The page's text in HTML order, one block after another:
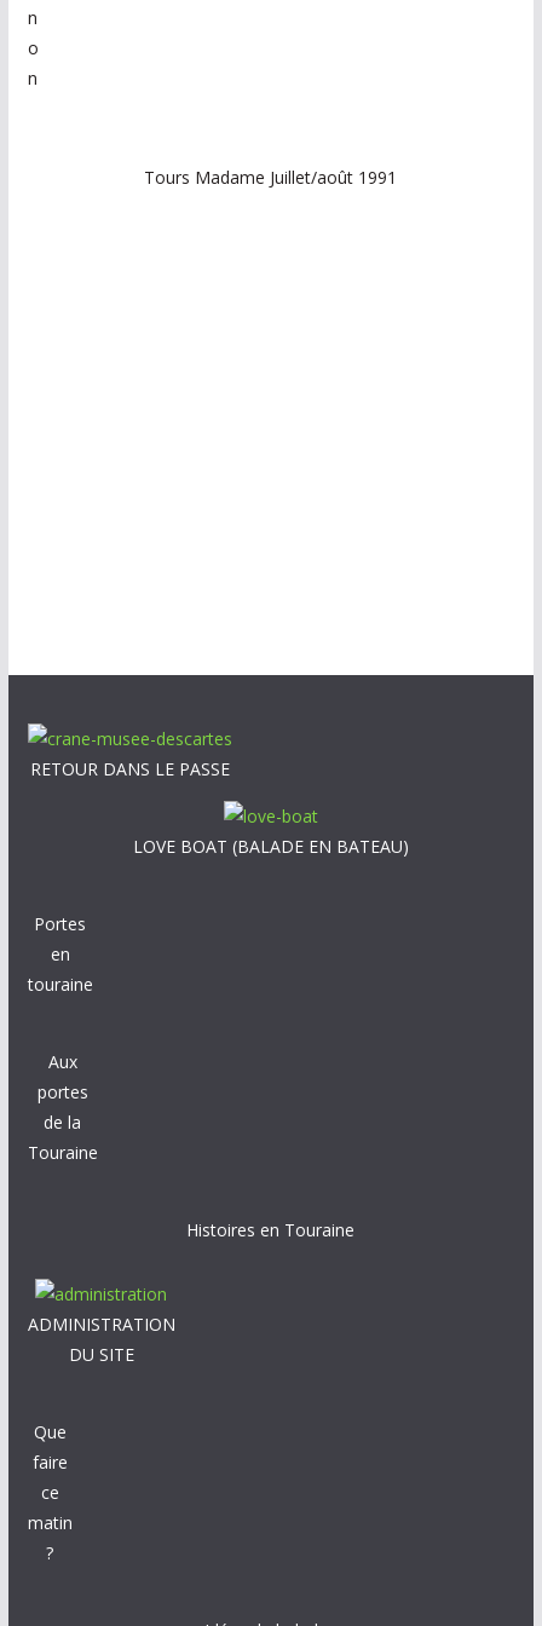
n
o
n
Tours Madame Juillet/août 1991
RETOUR DANS LE PASSE
LOVE BOAT (BALADE EN BATEAU)
Portes
en
touraine
Aux
portes
de la
Touraine
Histoires en Touraine
ADMINISTRATION
DU SITE
Que
faire
ce
matin
?